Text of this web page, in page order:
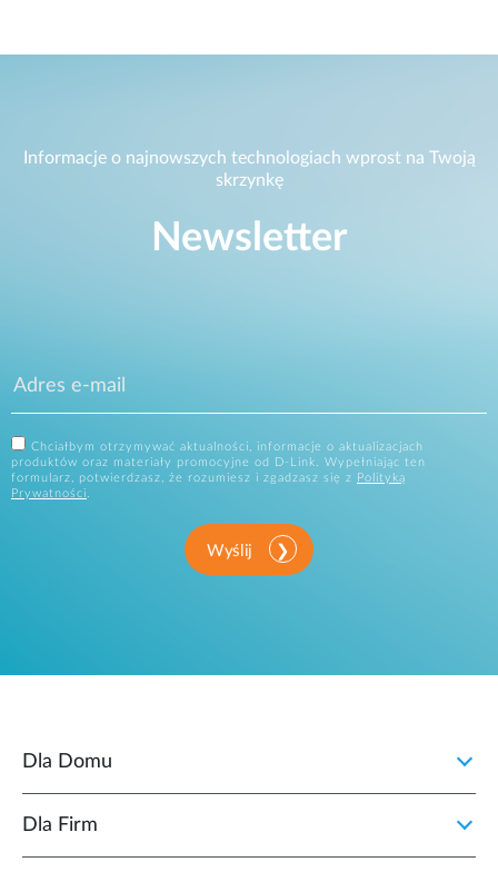
Informacje o najnowszych technologiach wprost na Twoją
skrzynkę
Newsletter
Chciałbym otrzymywać aktualności, informacje o aktualizacjach
produktów oraz materiały promocyjne od D-Link. Wypełniając ten
formularz, potwierdzasz, że rozumiesz i zgadzasz się z
Polityką
Prywatności.
Wyślij
Dla Domu
Dla Firm